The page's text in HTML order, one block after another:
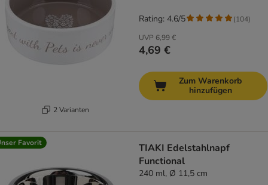
2 Varianten
UVP 6,99 €
4,69 €
Rating: 4.6/5 (104)
Zum Warenkorb
hinzufügen
Favorit
TIAKI Edelstahlnapf
Functional
240 ml, Ø 11,5 cm